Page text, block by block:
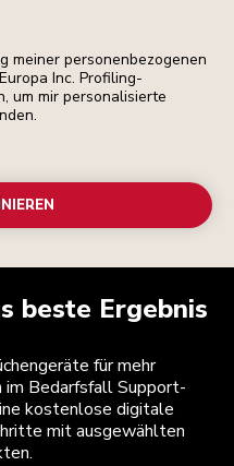
meiner personenbezogenen
Inc. Profiling-
um mir personalisierte
beste Ergebnis
für mehr
im Bedarfsfall Support-
kostenlose digitale
mit ausgewählten